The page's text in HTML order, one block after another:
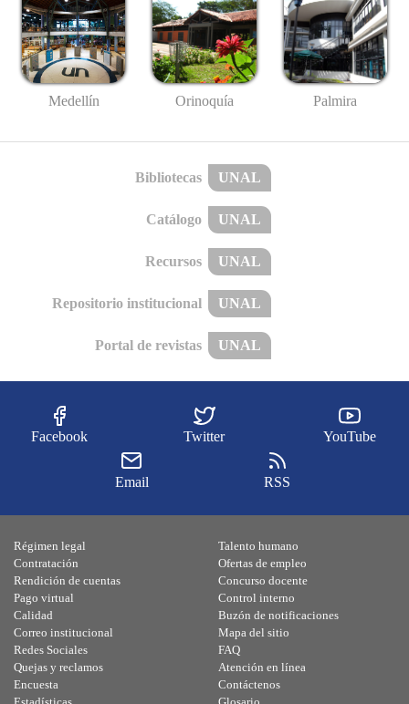
Medellín Orinoquía Palmira
Bibliotecas UNAL
Catálogo UNAL
Recursos UNAL
Repositorio institucional UNAL
Portal de revistas UNAL
Facebook Twitter YouTube
Email RSS
Régimen legal
Contratación
Rendición de cuentas
Pago virtual
Calidad
Talento humano
Ofertas de empleo
Concurso docente
Control interno
Buzón de notificaciones
Correo institucional
Redes Sociales
Quejas y reclamos
Encuesta
Mapa del sitio
FAQ
Atención en línea
Contáctenos